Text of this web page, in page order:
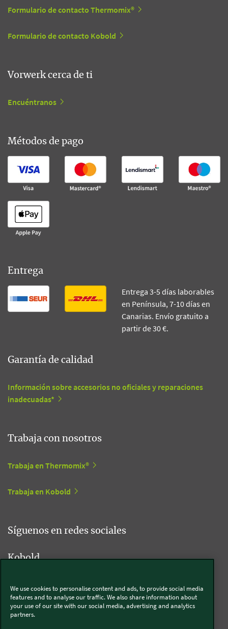
Formulario de contacto Thermomix®
Formulario de contacto Kobold
Vorwerk cerca de ti
Encuéntranos
Métodos de pago
Entrega
Entrega 3-5 días laborables
en Península, 7-10 días en
Canarias. Envío gratuito a
partir de 30 €.
Garantía de calidad
Información sobre accesorios no oficiales y reparaciones
inadecuadas*
Trabaja con nosotros
Trabaja en Thermomix®
Trabaja en Kobold
Síguenos en redes sociales
Kobold
Thermomix®
We use cookies to personalise content and ads, to provide social media
features and to analyse our traffic. We also share information about
your use of our site with our social media, advertising and analytics
partners.